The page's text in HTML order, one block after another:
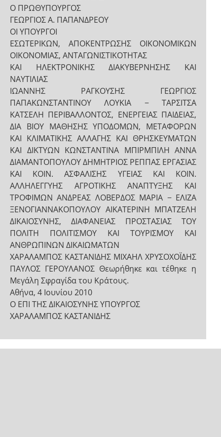
Ο ΠΡΩΘΥΠΟΥΡΓΟΣ
ΓΕΩΡΓΙΟΣ Α. ΠΑΠΑΝΔΡΕΟΥ
ΟΙ ΥΠΟΥΡΓΟΙ
ΕΣΩΤΕΡΙΚΩΝ, ΑΠΟΚΕΝΤΡΩΣΗΣ ΟΙΚΟΝΟΜΙΚΩΝ
ΟΙΚΟΝΟΜΙΑΣ, ΑΝΤΑΓΩΝΙΣΤΙΚΟΤΗΤΑΣ
ΚΑΙ ΗΛΕΚΤΡΟΝΙΚΗΣ ΔΙΑΚΥΒΕΡΝΗΣΗΣ ΚΑΙ
ΝΑΥΤΙΛΙΑΣ
ΙΩΑΝΝΗΣ ΡΑΓΚΟΥΣΗΣ ΓΕΩΡΓΙΟΣ
ΠΑΠΑΚΩΝΣΤΑΝΤΙΝΟΥ ΛΟΥΚΙΑ − ΤΑΡΣΙΤΣΑ
ΚΑΤΣΕΛΗ ΠΕΡΙΒΑΛΛΟΝΤΟΣ, ΕΝΕΡΓΕΙΑΣ ΠΑΙΔΕΙΑΣ,
ΔΙΑ ΒΙΟΥ ΜΑΘΗΣΗΣ ΥΠΟΔΟΜΩΝ, ΜΕΤΑΦΟΡΩΝ
ΚΑΙ ΚΛΙΜΑΤΙΚΗΣ ΑΛΛΑΓΗΣ ΚΑΙ ΘΡΗΣΚΕΥΜΑΤΩΝ
ΚΑΙ ΔΙΚΤΥΩΝ ΚΩΝΣΤΑΝΤΙΝΑ ΜΠΙΡΜΠΙΛΗ ΑΝΝΑ
ΔΙΑΜΑΝΤΟΠΟΥΛΟΥ ΔΗΜΗΤΡΙΟΣ ΡΕΠΠΑΣ ΕΡΓΑΣΙΑΣ
ΚΑΙ ΚΟΙΝ. ΑΣΦΑΛΙΣΗΣ ΥΓΕΙΑΣ ΚΑΙ ΚΟΙΝ.
ΑΛΛΗΛΕΓΓΥΗΣ ΑΓΡΟΤΙΚΗΣ ΑΝΑΠΤΥΞΗΣ ΚΑΙ
ΤΡΟΦΙΜΩΝ ΑΝΔΡΕΑΣ ΛΟΒΕΡΔΟΣ ΜΑΡΙΑ − ΕΛΙΖΑ
ΞΕΝΟΓΙΑΝΝΑΚΟΠΟΥΛΟΥ ΑΙΚΑΤΕΡΙΝΗ ΜΠΑΤΖΕΛΗ
ΔΙΚΑΙΟΣΥΝΗΣ, ΔΙΑΦΑΝΕΙΑΣ ΠΡΟΣΤΑΣΙΑΣ ΤΟΥ
ΠΟΛΙΤΗ ΠΟΛΙΤΙΣΜΟΥ ΚΑΙ ΤΟΥΡΙΣΜΟΥ ΚΑΙ
ΑΝΘΡΩΠΙΝΩΝ ΔΙΚΑΙΩΜΑΤΩΝ
ΧΑΡΑΛΑΜΠΟΣ ΚΑΣΤΑΝΙΔΗΣ ΜΙΧΑΗΛ ΧΡΥΣΟΧΟΪΔΗΣ
ΠΑΥΛΟΣ ΓΕΡΟΥΛΑΝΟΣ Θεωρήθηκε και τέθηκε η
Μεγάλη Σφραγίδα του Κράτους.
Αθήνα, 4 Ιουνίου 2010
Ο ΕΠΙ ΤΗΣ ΔΙΚΑΙΟΣΥΝΗΣ ΥΠΟΥΡΓΟΣ
ΧΑΡΑΛΑΜΠΟΣ ΚΑΣΤΑΝΙΔΗΣ